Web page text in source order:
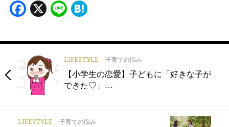
Facebook
X Line
LIFESTYLE 子育ての悩み
【小学生の恋愛】子どもに「好きな子が
できた♡」…
LIFESTYLE 子育ての悩み